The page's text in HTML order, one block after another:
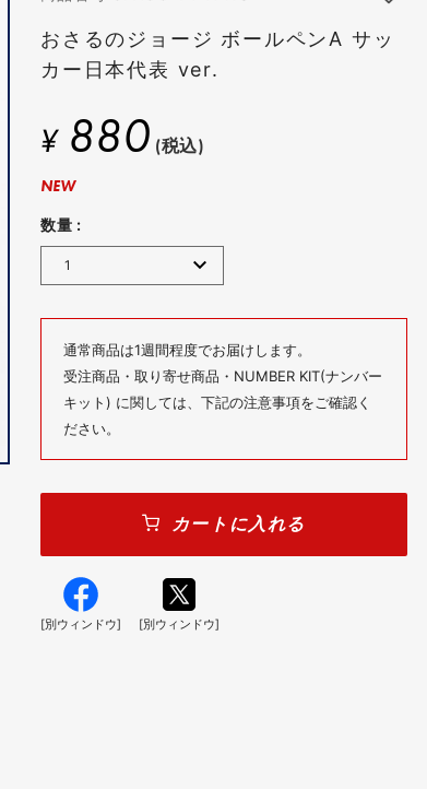
おさるのジョージ ボールペンA サッ
カー日本代表 ver.
¥ 880 (税込)
NEW
数量 :
通常商品は1週間程度でお届けします。
受注商品・取り寄せ商品・NUMBER KIT(ナンバー
キット) に関しては、下記の注意事項をご確認く
ださい。
カートに入れる
[別ウィンドウ] [別ウィンドウ]